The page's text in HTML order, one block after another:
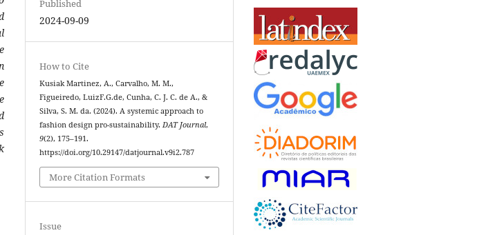
Published
2024-09-09
How to Cite
Kusiak Martinez, A., Carvalho, M. M.,
Figueiredo, LuizF.G.de, Cunha, C. J. C. de A., &
Silva, S. M. da. (2024). A systemic approach to
fashion design pro-sustainability.DAT Journal,
9(2), 175–191.
https://doi.org/10.29147/datjournal.v9i2.787
More Citation Formats
Issue